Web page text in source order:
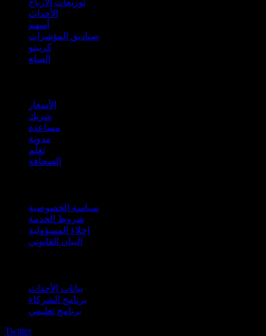
الأحداث
أسهم
صناديق المؤشرات
كريبتو
السلع
الأسعار
شريك
مساعدة
مدونة
تعلّم
الصحافة
سياسة الخصوصية
شروط الخدمة
إخلاء المسؤولية
البيان القانوني
بيانات الأحداث
برنامج الشركاء
برنامج تعليمي
Twitter